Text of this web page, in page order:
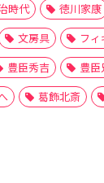
時代 徳川家康
文房具 フィ
豊臣秀吉 豊臣
葛飾北斎